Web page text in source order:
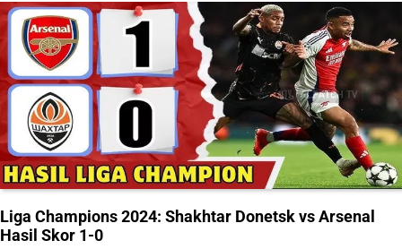
Liga Champions 2024: Shakhtar Donetsk vs Arsenal
Hasil Skor 1-0